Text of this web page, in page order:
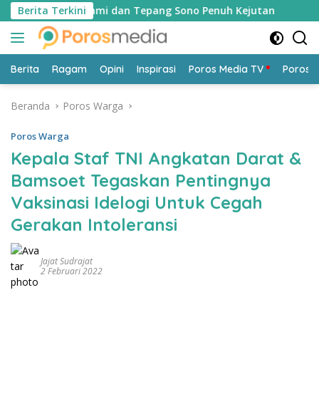
Langsung
ke
konten
Berita Terkinidan Tepang Sono Penuh Kejutan Mengurai
Berita Ragam Opini Inspirasi Poros Media TV Poros
Beranda Poros Warga
Poros Warga
Kepala Staf TNI Angkatan Darat &
Bamsoet Tegaskan Pentingnya
Vaksinasi Idelogi Untuk Cegah
Gerakan Intoleransi
Jajat Sudrajat
2 Februari 2022